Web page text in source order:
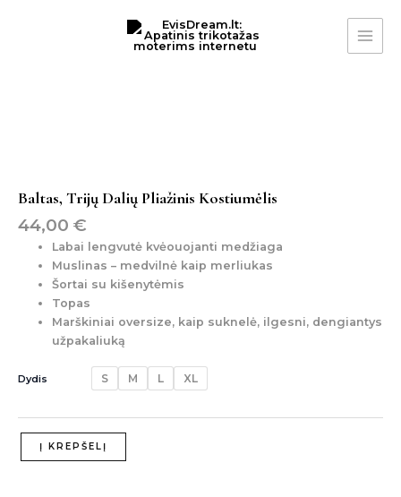
Baltas, Trijų Dalių Pliažinis Kostiumėlis
44,00 €
Labai lengvutė kvėouojanti medžiaga
Muslinas – medvilnė kaip merliukas
Šortai su kišenytėmis
Topas
Marškiniai oversize, kaip suknelė, ilgesni, dengiantys
užpakaliuką
Dydis S M L XL
Į KREPŠELĮ